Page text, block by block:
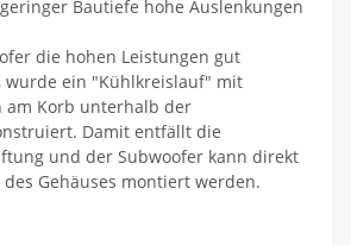
Bautiefe hohe Auslenkungen
die hohen Leistungen gut
wurde ein "Kühlkreislauf" mit
am Korb unterhalb der
Damit entfällt die
und der Subwoofer kann direkt
Gehäuses montiert werden.